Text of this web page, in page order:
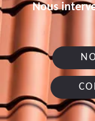
Nous